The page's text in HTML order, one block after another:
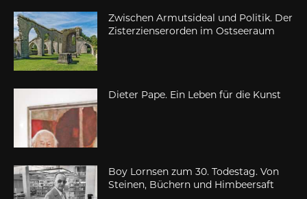
Zwischen Armutsideal und Politik. Der
Zisterzienserorden im Ostseeraum
Dieter Pape. Ein Leben für die Kunst
Boy Lornsen zum 30. Todestag. Von
Steinen, Büchern und Himbeersaft